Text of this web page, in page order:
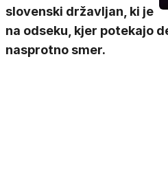
slovenski državljan, ki je
na odseku, kjer potekajo
nasprotno smer.